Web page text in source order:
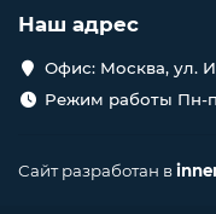
Наш адрес
Офис: Москва, ул.
Режим работы Пн-
Сайт разработан в